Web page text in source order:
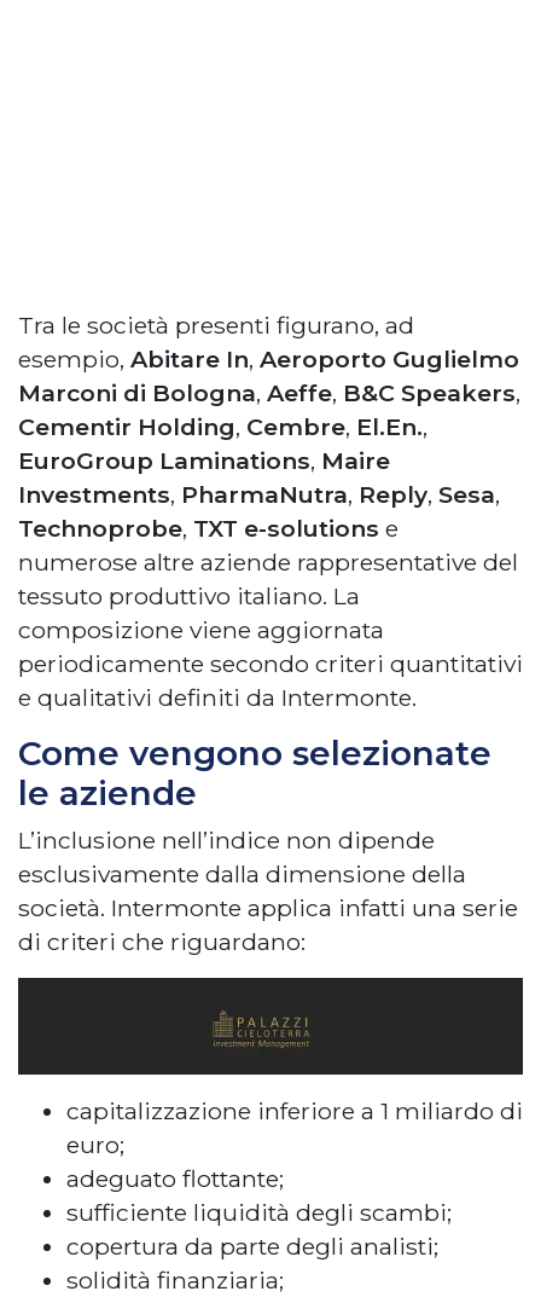
Tra le società presenti figurano, ad
esempio, Abitare In, Aeroporto Guglielmo
Marconi di Bologna, Aeffe, B&C Speakers,
Cementir Holding, Cembre, El.En.,
EuroGroup Laminations, Maire
Investments, PharmaNutra, Reply, Sesa,
Technoprobe, TXT e-solutions e
numerose altre aziende rappresentative del
tessuto produttivo italiano. La
composizione viene aggiornata
periodicamente secondo criteri quantitativi
e qualitativi definiti da Intermonte.
Come vengono selezionate
le aziende
L’inclusione nell’indice non dipende
esclusivamente dalla dimensione della
società. Intermonte applica infatti una serie
di criteri che riguardano:
capitalizzazione inferiore a 1 miliardo di
euro;
adeguato flottante;
sufficiente liquidità degli scambi;
copertura da parte degli analisti;
solidità finanziaria;